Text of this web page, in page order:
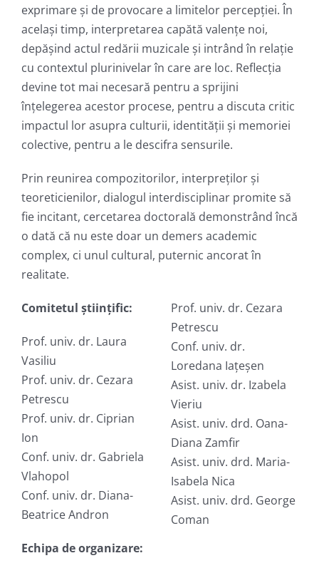
exprimare și de provocare a limitelor percepției. În
același timp, interpretarea capătă valențe noi,
depășind actul redării muzicale și intrând în relație
cu contextul plurinivelar în care are loc. Reflecția
devine tot mai necesară pentru a sprijini
înțelegerea acestor procese, pentru a discuta critic
impactul lor asupra culturii, identității și memoriei
colective, pentru a le descifra sensurile.
Prin reunirea compozitorilor, interpreților și
teoreticienilor, dialogul interdisciplinar promite să
fie incitant, cercetarea doctorală demonstrând încă
o dată că nu este doar un demers academic
complex, ci unul cultural, puternic ancorat în
realitate.
Comitetul științific:
Prof. univ. dr. Laura
Vasiliu
Prof. univ. dr. Cezara
Petrescu
Prof. univ. dr. Ciprian
Ion
Conf. univ. dr. Gabriela
Vlahopol
Conf. univ. dr. Diana-
Beatrice Andron
Echipa de organizare:
Prof. univ. dr. Cezara
Petrescu
Conf. univ. dr.
Loredana Iațeșen
Asist. univ. dr. Izabela
Vieriu
Asist. univ. drd. Oana-
Diana Zamfir
Asist. univ. drd. Maria-
Isabela Nica
Asist. univ. drd. George
Coman